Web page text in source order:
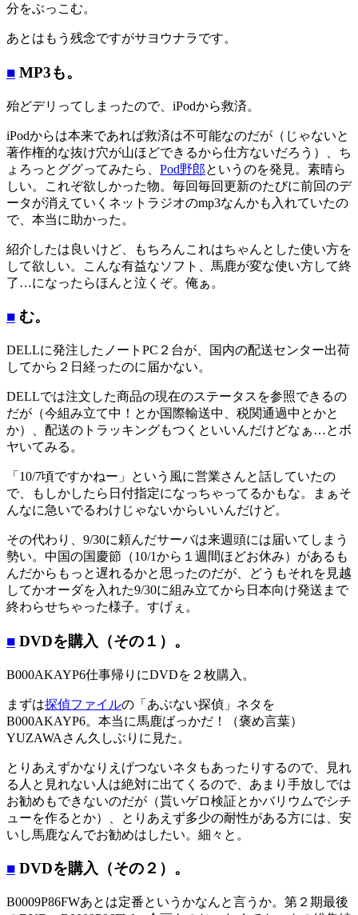
分をぶっこむ。
あとはもう残念ですがサヨウナラです。
■ MP3も。
殆どデリってしまったので、iPodから救済。
iPodからは本来であれば救済は不可能なのだが（じゃないと
著作権的な抜け穴が山ほどできるから仕方ないだろう）、ち
ょろっとググってみたら、 Pod野郎というのを発見。素晴ら
しい。これぞ欲しかった物。毎回毎回更新のたびに前回のデ
ータが消えていくネットラジオのmp3なんかも入れていたの
で、本当に助かった。
紹介したは良いけど、もちろんこれはちゃんとした使い方を
して欲しい。こんな有益なソフト、馬鹿が変な使い方して終
了…になったらほんと泣くぞ。俺ぁ。
■ む。
DELLに発注したノートPC２台が、国内の配送センター出荷
してから２日経ったのに届かない。
DELLでは注文した商品の現在のステータスを参照できるの
だが（今組み立て中！とか国際輸送中、税関通過中とかと
か）、配送のトラッキングもつくといいんだけどなぁ…とボ
ヤいてみる。
「10/7頃ですかねー」という風に営業さんと話していたの
で、もしかしたら日付指定になっちゃってるかもな。まぁそ
んなに急いでるわけじゃないからいいんだけど。
その代わり、9/30に頼んだサーバは来週頭には届いてしまう
勢い。中国の国慶節（10/1から１週間ほどお休み）があるも
んだからもっと遅れるかと思ったのだが、どうもそれを見越
してかオーダを入れた9/30に組み立てから日本向け発送まで
終わらせちゃった様子。すげぇ。
■ DVDを購入（その１）。
B000AKAYP6仕事帰りにDVDを２枚購入。
まずは探偵ファイルの「あぶない探偵」ネタを
B000AKAYP6。本当に馬鹿ばっかだ！（褒め言葉）
YUZAWAさん久しぶりに見た。
とりあえずかなりえげつないネタもあったりするので、見れ
る人と見れない人は絶対に出てくるので、あまり手放しでは
お勧めもできないのだが（貰いゲロ検証とかバリウムでシチ
ューを作るとか）、とりあえず多少の耐性がある方には、安
いし馬鹿なんでお勧めはしたい。細々と。
■ DVDを購入（その２）。
B0009P86FWあとは定番というかなんと言うか。第２期最後